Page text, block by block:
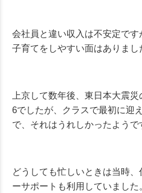
会社員と違い収入は不安定です
子育てをしやすい面はありまし
上京して数年後、東日本大震
6でしたが、クラスで最初に迎
で、それはうれしかったようで
どうしても忙しいときは当時
ーサポートも利用していました